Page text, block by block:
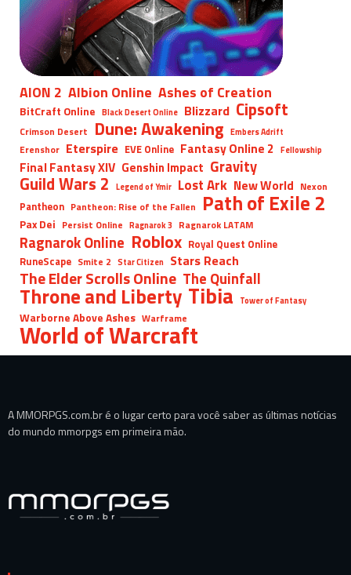
AION 2 Albion Online Ashes of Creation
BitCraft Online Black Desert Online Blizzard Cipsoft
Crimson Desert Dune: Awakening Embers Adrift
Erenshor Eterspire EVE Online Fantasy Online 2 Fellowship
Final Fantasy XIV Genshin Impact Gravity
Guild Wars 2 Legend of Ymir Lost Ark New World Nexon
Pantheon Pantheon: Rise of the Fallen Path of Exile 2
Pax Dei Persist Online Ragnarok 3 Ragnarok LATAM
Ragnarok Online Roblox Royal Quest Online
RuneScape Smite 2 Star Citizen Stars Reach
The Elder Scrolls Online The Quinfall
Throne and Liberty Tibia Tower of Fantasy
Warborne Above Ashes Warframe
World of Warcraft
A MMORPGS.com.br é o lugar certo para você saber as últimas notícias
do mundo mmorpgs em primeira mão.